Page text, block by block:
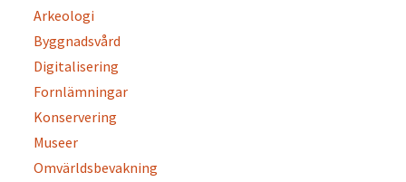
Arkeologi
Byggnadsvård
Digitalisering
Fornlämningar
Konservering
Museer
Omvärldsbevakning